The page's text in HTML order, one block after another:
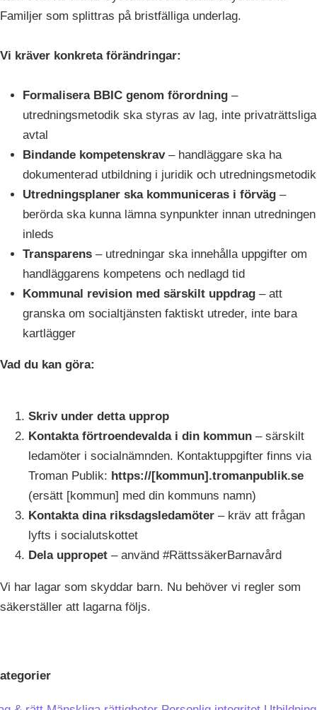
Familjer som splittras på bristfälliga underlag.
Vi kräver konkreta förändringar:
Formalisera BBIC genom förordning –
utredningsmetodik ska styras av lag, inte privaträttsliga
avtal
Bindande kompetenskrav– handläggare ska ha
dokumenterad utbildning i juridik och utredningsmetodik
Utredningsplaner ska kommuniceras i förväg –
berörda ska kunna lämna synpunkter innan utredningen
inleds
Transparens – utredningar ska innehålla uppgifter om
handläggarens kompetens och nedlagd tid
Kommunal revision med särskilt uppdrag – att
granska om socialtjänsten faktiskt utreder, inte bara
kartlägger
Vad du kan göra:
Skriv under detta upprop
Kontakta förtroendevalda i din kommun – särskilt
ledamöter i socialnämnden. Kontaktuppgifter finns via
Troman Publik: https://[kommun].tromanpublik.se
(ersätt [kommun] med din kommuns namn)
Kontakta dina riksdagsledamöter – kräv att frågan
lyfts i socialutskottet
Dela uppropet – använd #RättssäkerBarnavård
Vi har lagar som skyddar barn. Nu behöver vi regler som
säkerställer att lagarna följs.